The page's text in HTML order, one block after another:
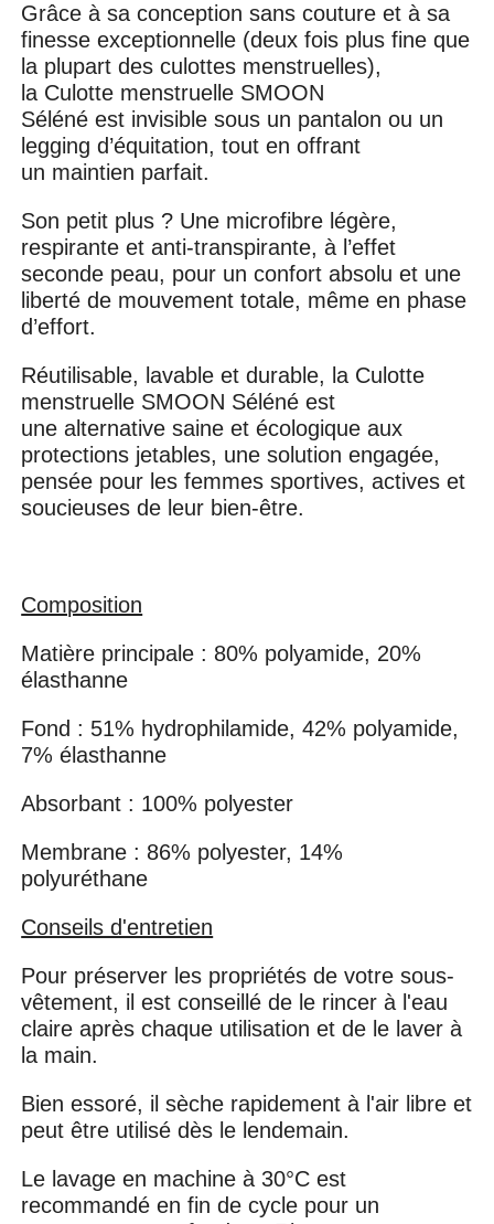
Grâce à sa conception sans couture et à sa
finesse exceptionnelle (deux fois plus fine que
la plupart des culottes menstruelles),
la Culotte menstruelle SMOON
Séléné est invisible sous un pantalon ou un
legging d’équitation, tout en offrant
un maintien parfait.
Son petit plus ? Une microfibre légère,
respirante et anti-transpirante, à l’effet
seconde peau, pour un confort absolu et une
liberté de mouvement totale, même en phase
d’effort.
Réutilisable, lavable et durable, la Culotte
menstruelle SMOON Séléné est
une alternative saine et écologique aux
protections jetables, une solution engagée,
pensée pour les femmes sportives, actives et
soucieuses de leur bien-être.
Composition
Matière principale : 80% polyamide, 20%
élasthanne
Fond : 51% hydrophilamide, 42% polyamide,
7% élasthanne
Absorbant : 100% polyester
Membrane : 86% polyester, 14%
polyuréthane
Conseils d'entretien
Pour préserver les propriétés de votre sous-
vêtement, il est conseillé de le rincer à l'eau
claire après chaque utilisation et de le laver à
la main.
Bien essoré, il sèche rapidement à l'air libre et
peut être utilisé dès le lendemain.
Le lavage en machine à 30°C est
recommandé en fin de cycle pour un